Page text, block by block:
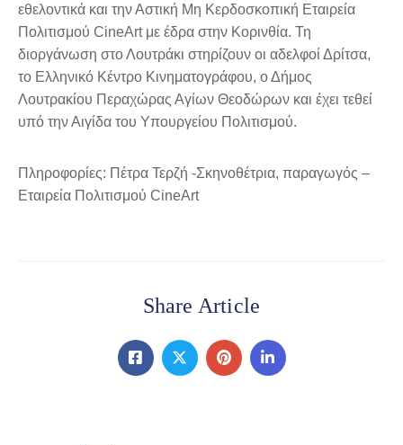
εθελοντικά και την Αστική Μη Κερδοσκοπική Εταιρεία
Πολιτισμού CineArt με έδρα στην Κορινθία. Τη
διοργάνωση στο Λουτράκι στηρίζουν οι αδελφοί Δρίτσα,
το Ελληνικό Κέντρο Κινηματογράφου, ο Δήμος
Λουτρακίου Περαχώρας Αγίων Θεοδώρων και έχει τεθεί
υπό την Αιγίδα του Υπουργείου Πολιτισμού.
Πληροφορίες: Πέτρα Τερζή -Σκηνοθέτρια, παραγωγός –
Εταιρεία Πολιτισμού CineArt
Share Article